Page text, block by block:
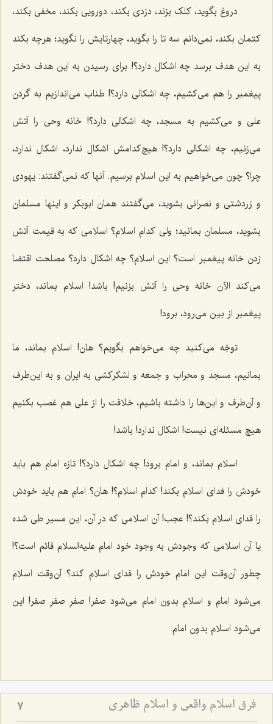
دروغ بگوید، کلک بزند، دزدی بکند، دورویی بکند، مخفی بکند،
کتمان بکند، نمی‌دانم سه تا را بگوید، چهارتایش را نگوید؛ هرچه بکند
به این هدف برسد چه اشکال دارد؟! برای رسیدن به این هدف دختر
پیغمبر را هم می‌کشیم، چه اشکالی دارد؟! طناب می‌اندازیم به گردن
علی و می‌کشیم به مسجد، چه اشکالی دارد؟! خانه وحی را آتش
می‌زنیم، چه اشکالی دارد؟! هیچ‌کدامش اشکال ندارد، اشکال ندارد،
چرا؟ چون می‌خواهیم به این اسلام برسیم. آنها که نمی‌گفتند: یهودی
و زردشتی و نصرانی بشوید، می‌گفتند همان ابوبکر و اینها مسلمان
بشوید، مسلمان بمانید؛ ولی کدام اسلام؟ اسلامی که به قیمت آتش
زدن خانه پیغمبر است؟ این اسلام؟ چه اشکال دارد؟ مصلحت اقتضا
می‌کند الآن خانه وحی را آتش بزنیم! باشد! اسلام بماند، دختر
پیغمبر از بین می‌رود، برود!
توجّه می‌کنید چه می‌خواهم بگویم؟ هان! اسلام بماند، ما
بمانیم، مسجد و محراب و جمعه و لشکرکشی به ایران و به این‌طرف
و آن‌طرف و این‌ها را داشته باشیم، خلافت را از علی هم غصب بکنیم
هیچ مسئله‌ای نیست! اشکال ندارد! باشد!
اسلام بماند، و امام برود! چه اشکال دارد؟! تازه امام هم باید
خودش را فدای اسلام بکند! کدام اسلام؟! هان؟ امام هم باید خودش
را فدای اسلام بکند؟! عجب! آن اسلامی که در آن، این مسیر طی شده
یا آن اسلامی که وجودش به وجود خود امام علیه‌السلام قائم است؟!
چطور آن‌وقت این امام خودش را فدای اسلام کند؟ آن‌وقت اسلام
می‌شود امام و اسلام بدون امام می‌شود صفر! صفرِ صفرِ صفر! این
می‌شود اسلام بدون امام.
فرق اسلام واقعی و اسلام ظاهری 7